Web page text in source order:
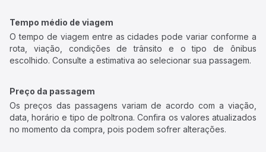
Tempo médio de viagem
O tempo de viagem entre as cidades pode variar conforme a
rota, viação, condições de trânsito e o tipo de ônibus
escolhido. Consulte a estimativa ao selecionar sua passagem.
Preço da passagem
Os preços das passagens variam de acordo com a viação,
data, horário e tipo de poltrona. Confira os valores atualizados
no momento da compra, pois podem sofrer alterações.